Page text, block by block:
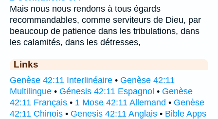
Mais nous nous rendons à tous égards
recommandables, comme serviteurs de Dieu, par
beaucoup de patience dans les tribulations, dans
les calamités, dans les détresses,
Links
Genèse 42:11 Interlinéaire • Genèse 42:11
Multilingue • Génesis 42:11 Espagnol • Genèse
42:11 Français • 1 Mose 42:11 Allemand • Genèse
42:11 Chinois • Genesis 42:11 Anglais • Bible Apps